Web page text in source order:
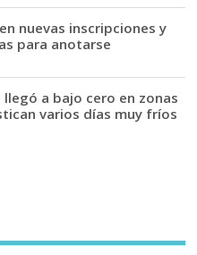
nuevas inscripciones y
para anotarse
a bajo cero en zonas
varios días muy fríos